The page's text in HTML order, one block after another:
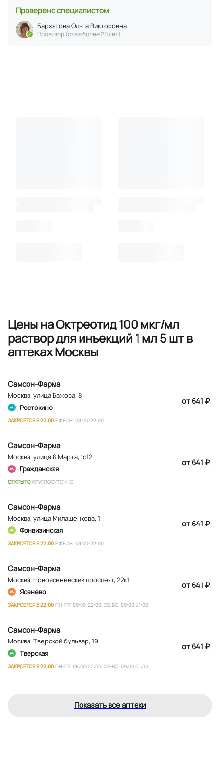
Проверено специалистом
Бархатова Ольга Викторовна
Провизор (стаж более 20 лет)
Цены на Октреотид 100 мкг/мл
раствор для инъекций 1 мл 5 шт в
аптеках Москвы
Самсон-Фарма
Москва, улица Бажова, 8
Ростокино
ЗАКРОЕТСЯ В 22:00 ЕЖЕДН. 08:00-22:00
от 641 ₽
Самсон-Фарма
Москва, улица 8 Марта, 1с12
Гражданская
ОТКРЫТО КРУГЛОСУТОЧНО
от 641 ₽
Самсон-Фарма
Москва, улица Милашенкова, 1
Фонвизинская
ЗАКРОЕТСЯ В 22:00 ЕЖЕДН. 08:00-22:00
от 641 ₽
Самсон-Фарма
Москва, Новоясеневский проспект, 22к1
Ясенево
ЗАКРОЕТСЯ В 22:00 ПН-ПТ: 09:00-22:00, СБ-ВС: 09:00-21:00
от 641 ₽
Самсон-Фарма
Москва, Тверской бульвар, 19
Тверская
ЗАКРОЕТСЯ В 22:00 ПН-ПТ: 08:00-22:00, СБ-ВС: 09:00-21:00
от 641 ₽
Показать все аптеки